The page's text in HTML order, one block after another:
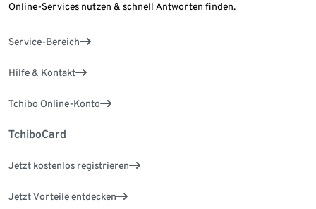
Online-Services nutzen & schnell Antworten finden.
Service-Bereich
Hilfe & Kontakt
Tchibo Online-Konto
TchiboCard
Jetzt kostenlos registrieren
Jetzt Vorteile entdecken